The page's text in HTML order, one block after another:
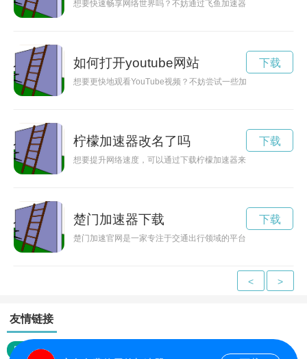
想要快速畅享网络世界吗？不妨通过飞鱼加速器官方下载，让
如何打开youtube网站
想要更快地观看YouTube视频？不妨尝试一些加速工具，让您的
下载
柠檬加速器改名了吗
想要提升网络速度，可以通过下载柠檬加速器来实现。下面将
下载
楚门加速器下载
楚门加速官网是一家专注于交通出行领域的平台，通过技术创
下载
< >
友情链接
网站地图